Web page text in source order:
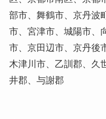
部市、舞鶴市、京丹波
市、宮津市、城陽市、
市、京田辺市、京丹後
木津川市、乙訓郡、久
井郡、与謝郡